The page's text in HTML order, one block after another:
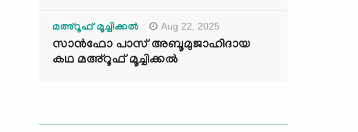
മഅ്റൂഫ് മൂച്ചിക്കല്‍ Aug 22, 2025
സാൻഫോ പാസ് അബൂമുജാഹിദായ
കഥ മഅ്റൂഫ് മൂച്ചിക്കല്‍